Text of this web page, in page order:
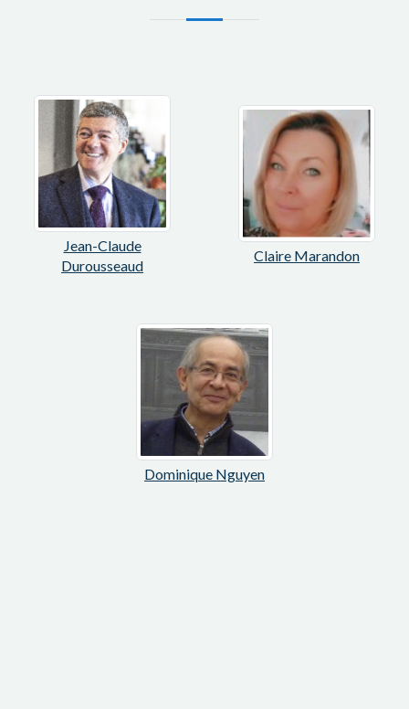
Jean-Claude
Durousseaud
Claire Marandon
Dominique Nguyen